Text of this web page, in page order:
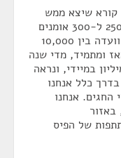
קורא שיצא ממש
עכשיו לאומנים במצוקה. ייהנו מזה בין 250 ל-300 אומנים
שנקלעו למצוקה, כל אחד מהם יקבל מהוועדה בין 10,000
מאז ומתמיד, מדי שנה
במיידי, ונראה
כלל אנחנו
החגים. אנחנו
של הפיס